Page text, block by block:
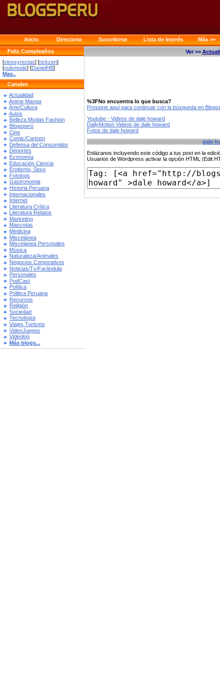
Inicio Directorio Suscribirse Lista de Interés
Más >>
Feliz Cumpleaños
[vinosyrectas] [rickzen]
[yulsmode] [DanielHB]
Mas..
Canales
Actualidad
Anime Manga
Arte/Cultura
Autos
Belleza Modas Fashion
Blogsperú
Cine
Comic/Cartoon
Defensa del Consumidor
Deportes
Economía
Educación Ciencia
Erotismo, Sexo
Fotologs
Gastronomia
Historia Peruana
Internacionales
Internet
Literatura Crítica
Literatura Relatos
Marketing
Mascotas
Medicina
Miscelánea
Miscelanea Personales
Música
Naturaleza/Animales
Negocios Corporativos
Noticias/Tv/Farándula
Personales
PodCast
Política
Politica Peruana
Recursos
Religión
Sociedad
Tecnología
Viajes Turismo
VideoJuegos
Videolog
Más blogs...
Ver >>
%3FNo encuentra lo que busca?
Presione aquí para continuar con la búsqueda en
Youtube - Videos de dale howard
DailyMotion Videos de dale howard
Fotos de dale howard
dale
Enlázanos incluyendo este código a tus post en la
Usuarios de Wordpress activar la opción HTML (Edit